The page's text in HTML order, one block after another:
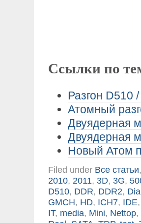
Ссылки по
Разгон D510
Атомный
Двуядерная
Двуядерная
Новый Атом
Filed under Все статьи
2010, 2011, 3D, 3G,
D510, DDR, DDR2,
GMCH, HD, ICH7, IDE
IT, media, Mini, Nettop,